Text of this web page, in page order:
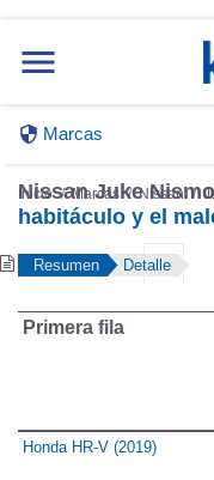
Marcas
Inicio Marcas Nissan
Nissan Juke
habitáculo y el
Resumen Detalle
Primera fila
Honda HR-V (2019)